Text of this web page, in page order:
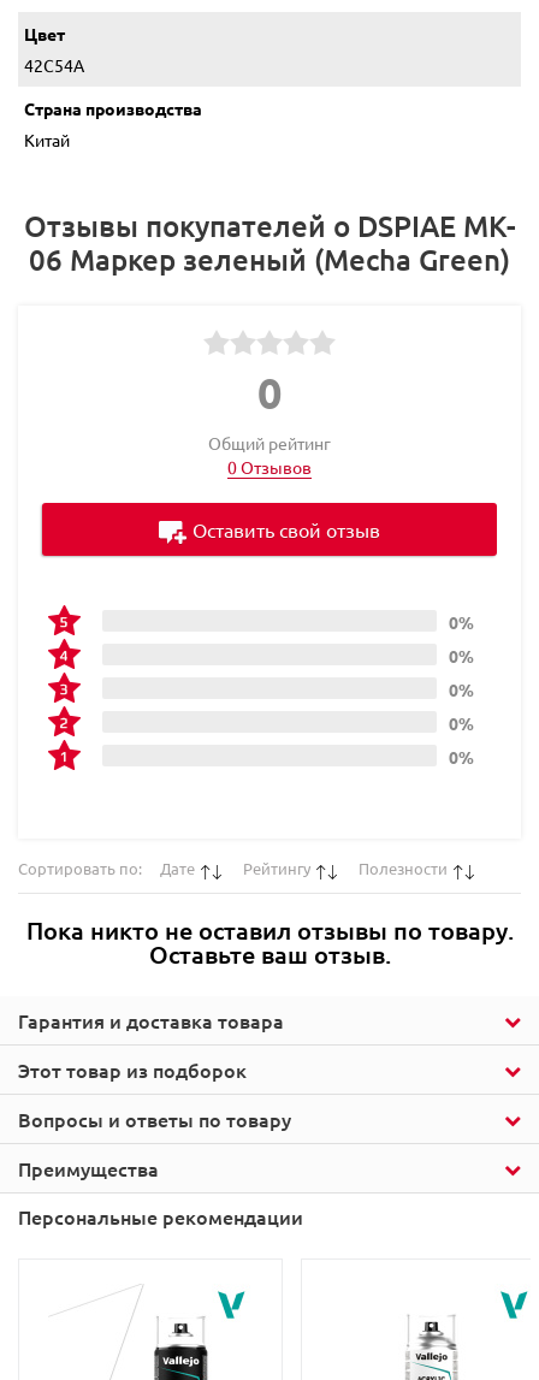
Цвет
42C54A
Страна производства
Китай
Этот товар из подборок
Гарантия и доставка товара
Отзывы покупателей о DSPIAE MK-
06 Маркер зеленый (Mecha Green)
0
Общий рейтинг
0 Отзывов
0%
0%
0%
0%
0%
Оставить свой отзыв
Сортировать по: Дате Рейтингу Полезности
Пока никто не оставил отзывы по товару.
Оставьте ваш отзыв.
Вопросы и ответы по товару
Преимущества
Персональные рекомендации